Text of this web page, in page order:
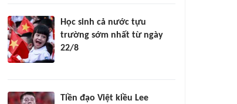
Học sinh cả nước tựu
trường sớm nhất từ ngày
22/8
Tiền đạo Việt kiều Lee